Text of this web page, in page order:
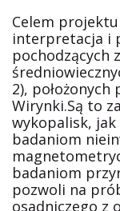
Celem
interpretacja i
pochodzących
2),
Wirynki.Są to
wykopalisk, jak
badaniom
badaniom
pozwoli na
osadniczego z